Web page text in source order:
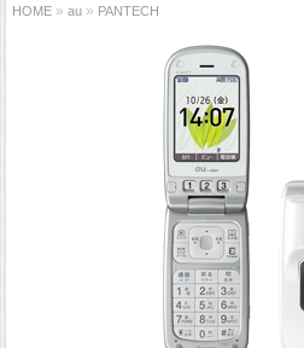
HOME » au » PANTECH